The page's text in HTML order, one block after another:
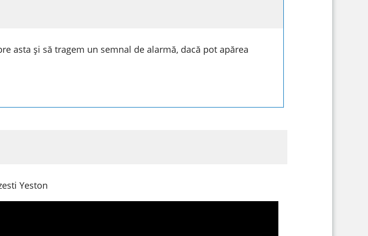
asta și să tragem un semnal de alarmă, dacă pot apărea
Yeston